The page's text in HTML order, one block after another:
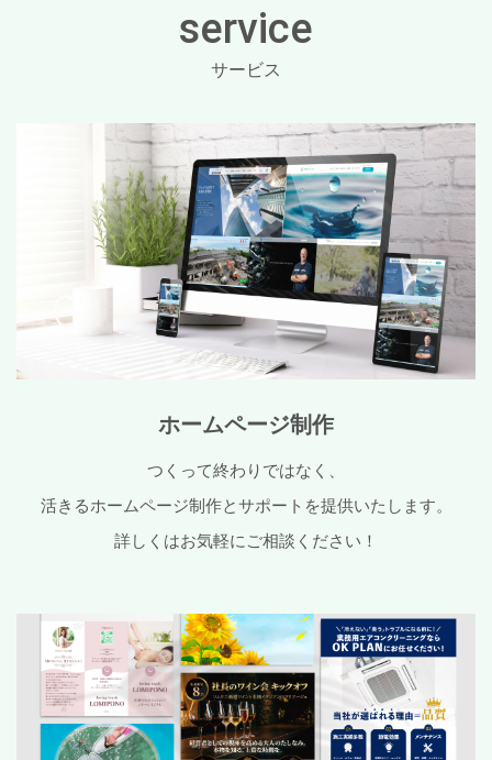
service
サービス
ホームページ制作
つくって終わりではなく、
活きるホームページ制作とサポートを提供いたします。
詳しくはお気軽にご相談ください！